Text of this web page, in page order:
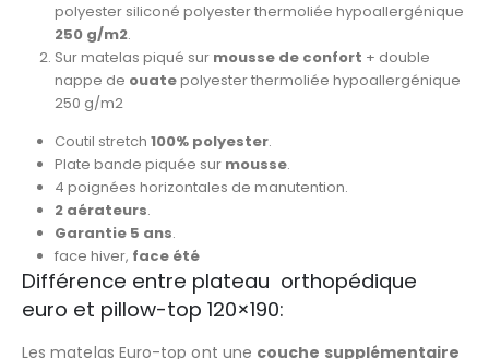
polyester siliconé polyester thermoliée hypoallergénique
250 g/m2.
Sur matelas piqué surmousse de confort + double
nappe de ouatepolyester thermoliée hypoallergénique
250 g/m2
Coutil stretch 100% polyester.
Plate bande piquée sur mousse.
4 poignées horizontales de manutention.
2 aérateurs.
Garantie 5 ans.
face hiver, face été
Différence entre plateau orthopédique
euro et pillow-top 120×190:
Les matelas Euro-top ont une couche supplémentaire